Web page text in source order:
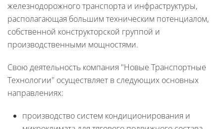
железнодорожного транспорта и инфраструктуры,
располагающая большим техническим потенциалом,
собственной конструкторской группой и
производственными мощностями.
Свою деятельность компания "Новые Транспортные
Технологии" осуществляет в следующих основных
направлениях:
производство систем кондиционирования и